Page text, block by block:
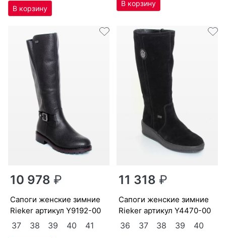
10 978₽
са­поги женс­кие зим­ние
Ri­eker артикулY9192-00
37 38 39 40 41
11 318₽
са­поги женс­кие зим­ние
Ri­eker артикулY4470-00
36 37 38 39
40